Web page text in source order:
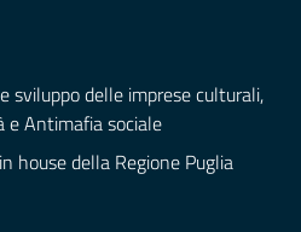
sviluppo delle imprese culturali,
e Antimafia sociale
house della Regione Puglia